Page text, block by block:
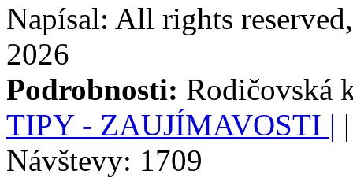
Napísal: All rights
2026
Podrobnosti: Rodičovská
TIPY - ZAUJÍMAVOSTI |
Návštevy: 1709